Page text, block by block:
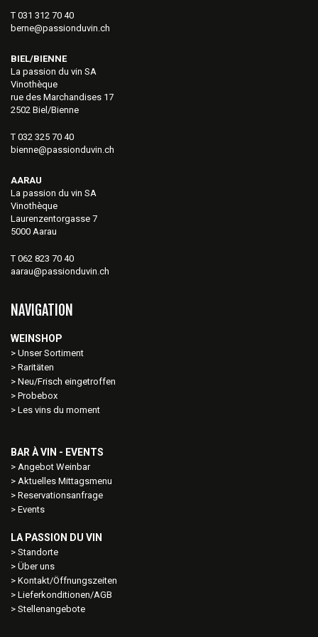
T 031 312 70 40
berne@passionduvin.ch
BIEL/BIENNE
La passion du vin SA
Vinothèque
rue des Marchandises 17
2502 Biel/Bienne
T 032 325 70 40
bienne@passionduvin.ch
AARAU
La passion du vin SA
Vinothèque
Laurenzentorgasse 7
5000 Aarau
T 062 823 70 40
aarau@passionduvin.ch
NAVIGATION
WEINSHOP
Unser Sortiment
Raritäten
Neu/Frisch eingetroffen
Probebox
Les vins du moment
BAR À VIN - EVENTS
Angebot Weinbar
Aktuelles Mittagsmenu
Reservationsanfrage
Events
LA PASSION DU VIN
Standorte
Über uns
Kontakt/Öffnungszeiten
Lieferkonditionen/AGB
Stellenangebote